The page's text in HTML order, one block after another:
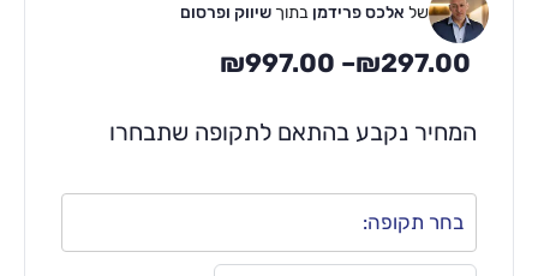
של אלכס פרידמן בתוך שיווק ופרסום
₪297.00
–
₪997.00
המחיר נקבע בהתאם לתקופה שתבחרו
בחר תקופה: